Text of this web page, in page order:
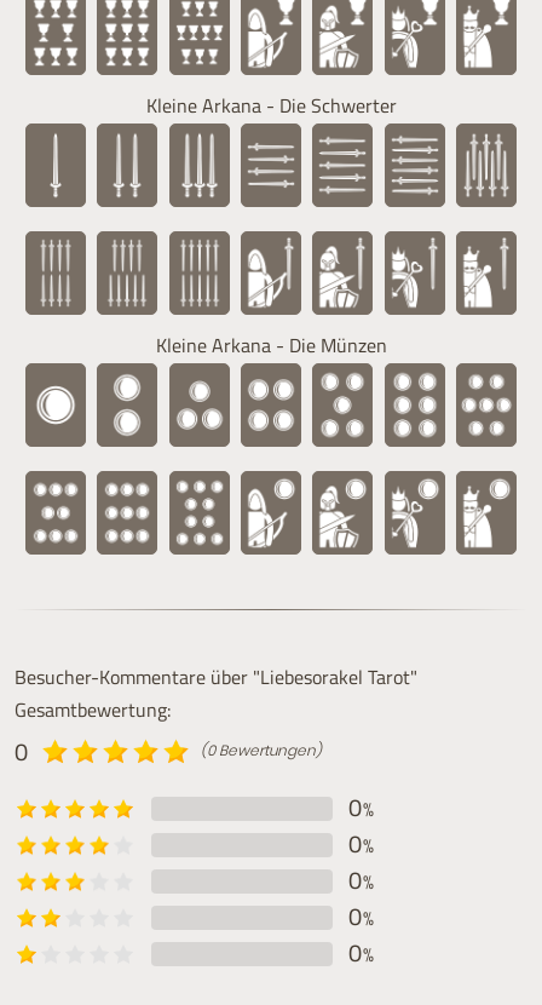
Kleine Arkana - Die Schwerter
Kleine Arkana - Die Münzen
Besucher-Kommentare über "Liebesorakel Tarot"
Gesamtbewertung:
0 (0 Bewertungen)
0%
0%
0%
0%
0%